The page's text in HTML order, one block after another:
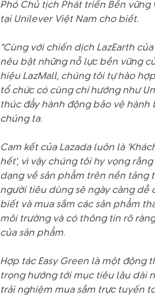
Phó Chủ tịch Phát triển Bền vững
tại Unilever Việt Nam cho biết.
“Cùng với chiến dịch LazEarth
nêu bật những nỗ lực bền vững
hiệu LazMall, chúng tôi tự hào
tổ chức có cùng chí hướng như
thúc đẩy hành động bảo vệ hành
chúng ta.
Cam kết của Lazada luôn là
hết', vì vậy chúng tôi hy vọng rằng
dạng về sản phẩm trên nền tảng
người tiêu dùng sẽ ngày càng dễ
biết và mua sắm các sản phẩm
môi trường và có thông tin rõ
của sản phẩm.
Hợp tác Easy Green là một động
trọng hướng tới mục tiêu lâu dài
trải nghiệm mua sắm trực tuyến